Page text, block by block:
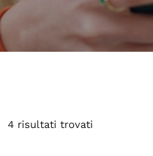
4 risultati trovati